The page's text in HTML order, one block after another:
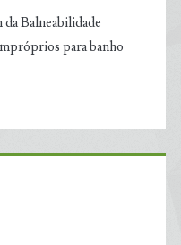
Balneabilidade
para banho